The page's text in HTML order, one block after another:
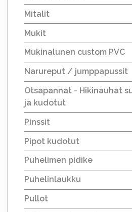
Mitalit
Mukit
Mukinalunen custom PVC
Narureput / jumppapussit
Otsapannat - Hikinauhat
ja kudotut
Pinssit
Pipot kudotut
Puhelimen pidike
Puhelinlaukku
Pullot